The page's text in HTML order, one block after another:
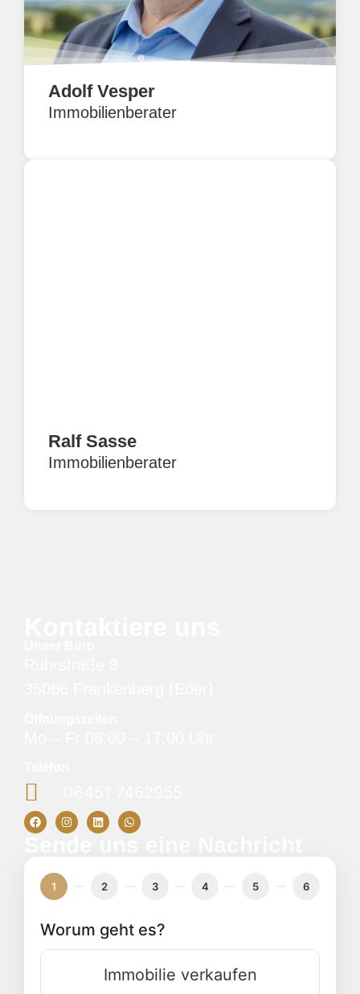
Adolf Vesper
Immobilienberater
Ralf Sasse
Immobilienberater
1 2 3 4 5 6
Worum geht es?
Immobilie verkaufen